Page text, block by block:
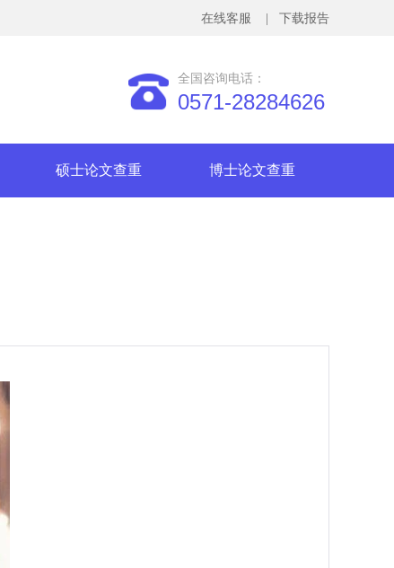
硕士论文查重 博士论文查重
全国咨询电话：
0571-28284626
| 下载报告
在线客服